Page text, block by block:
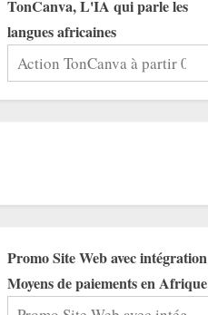
TonCanva, L'IA qui parle les
langues africaines
Promo Site Web avec intégration
Moyens de paiements en Afrique